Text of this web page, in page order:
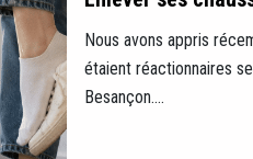
Nous avons appris
étaient réactionnaires
Besançon....